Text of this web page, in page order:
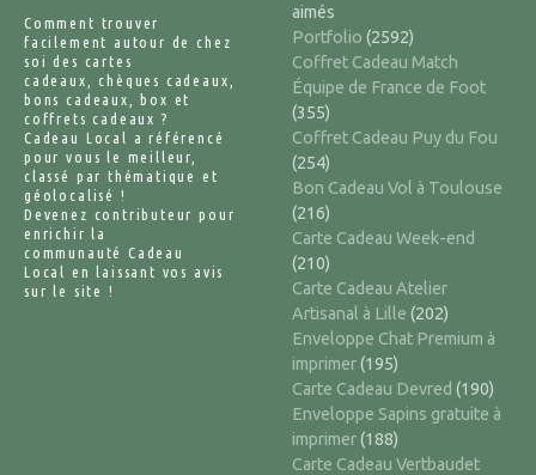
Comment trouver
facilement autour de chez
soi des cartes
cadeaux, chèques cadeaux,
bons cadeaux, box et
coffrets cadeaux ?
Cadeau Local a référencé
pour vous le meilleur,
classé par thématique et
géolocalisé !
Devenez contributeur pour
enrichir la
communauté Cadeau
Local en laissant vos avis
sur le site !
aimés
Portfolio (2592)
Coffret Cadeau Match
Équipe de France de Foot
(355)
Coffret Cadeau Puy du Fou
(254)
Bon Cadeau Vol à Toulouse
(216)
Carte Cadeau Week-end
(210)
Carte Cadeau Atelier
Artisanal à Lille (202)
Enveloppe Chat Premium à
imprimer(195)
Carte Cadeau Devred (190)
Enveloppe Sapins gratuite à
imprimer(188)
Carte Cadeau Vertbaudet